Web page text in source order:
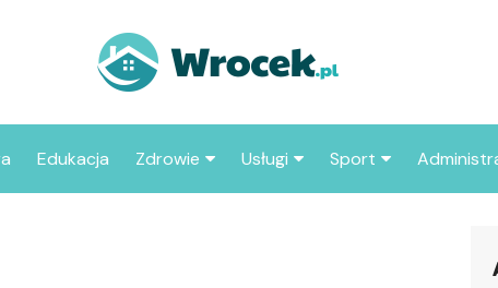
Edukacja Zdrowie Usługi Sport